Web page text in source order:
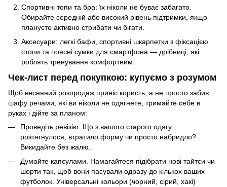
Спортивні топи та бра: їх ніколи не буває забагато.
Обирайте середній або високий рівень підтримки, якщо
плануєте активно стрибати чи бігати.
Аксесуари: легкі бафи, спортивні шкарпетки з фіксацією
стопи та поясні сумки для смартфона — дрібниці, які
роблять тренування комфортним.
Чек-лист перед покупкою: купуємо з розумом
Щоб весняний розпродаж приніс користь, а не просто забив
шафу речами, які ви ніколи не одягнете, тримайте себе в
руках і дійте за планом:
Проведіть ревізію. Що з вашого старого одягу
розтягнулося, втратило форму чи просто набридло?
Викидайте без жалю.
Думайте капсулами. Намагайтеся підібрати нові тайтси чи
шорти так, щоб вони пасували одразу до кількох ваших
футболок. Універсальні кольори (чорний, сірий, хакі)